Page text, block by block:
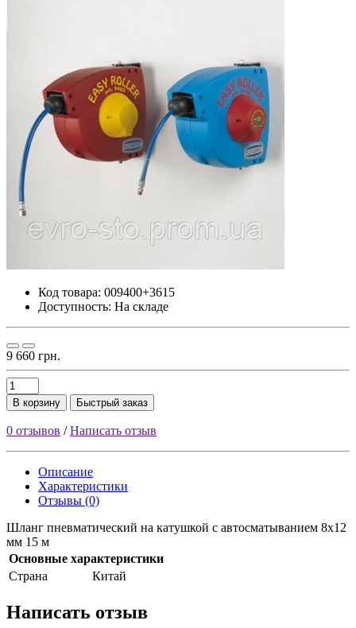
Код товара: 009400+3615
Доступность: На складе
9 660 грн.
В корзину Быстрый заказ
0 отзывов /Написать отзыв
Описание
Характеристики
Отзывы (0)
Шланг пневматический на катушкой с автосматыванием 8х12
мм 15 м
Основные характеристики
Страна
Китай
Написать отзыв